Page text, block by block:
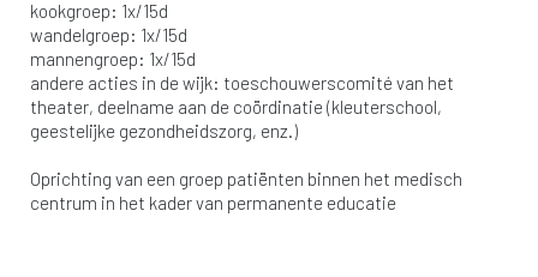
kookgroep: 1x/15d
wandelgroep: 1x/15d
mannengroep: 1x/15d
andere acties in de wijk: toeschouwerscomité van het
theater, deelname aan de coördinatie (kleuterschool,
geestelijke gezondheidszorg, enz.)
Oprichting van een groep patiënten binnen het medisch
centrum in het kader van permanente educatie